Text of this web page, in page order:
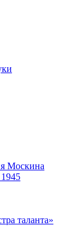
Москина
таланта»